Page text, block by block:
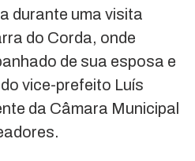
durante uma visita
do Corda, onde
de sua esposa e
vice-prefeito Luís
da Câmara Municipal